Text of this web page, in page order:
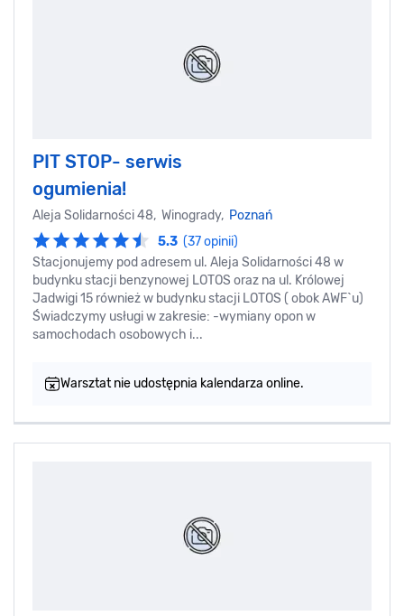
PIT STOP- serwis
ogumienia!
Aleja Solidarności 48, Winogrady, Poznań
5.3 (37 opinii)
Stacjonujemy pod adresem ul. Aleja Solidarności 48 w
budynku stacji benzynowej LOTOS oraz na ul. Królowej
Jadwigi 15 również w budynku stacji LOTOS ( obok AWF`u)
Świadczymy usługi w zakresie: -wymiany opon w
samochodach osobowych i...
Warsztat nie udostępnia kalendarza online.